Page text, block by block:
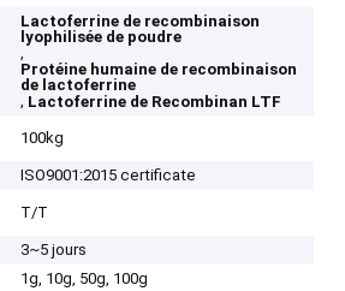
Lactoferrine de recombinaison
lyophilisée de poudre
,
Protéine humaine de recombinaison
de lactoferrine
, Lactoferrine de Recombinan LTF
100kg
ISO9001:2015 certificate
T/T
3~5 jours
1g, 10g, 50g, 100g